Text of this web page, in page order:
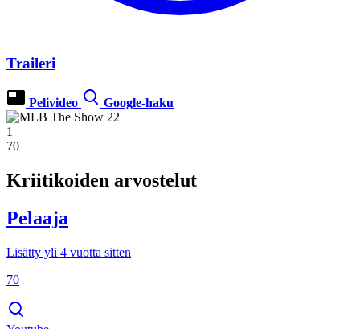
Traileri
Pelivideo Google-haku
1
70
Kriitikoiden arvostelut
Pelaaja
Lisätty yli 4 vuotta sitten
70